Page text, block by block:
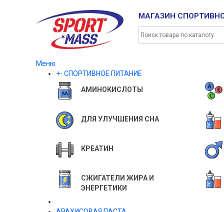
МАГАЗИН
Меню
+- СПОРТИВНОЕ ПИТАНИЕ
АМИНОКИСЛОТЫ
ДЛЯ УЛУЧШЕНИЯ СНА
КРЕАТИН
СЖИГАТЕЛИ ЖИРА И
ЭНЕРГЕТИКИ